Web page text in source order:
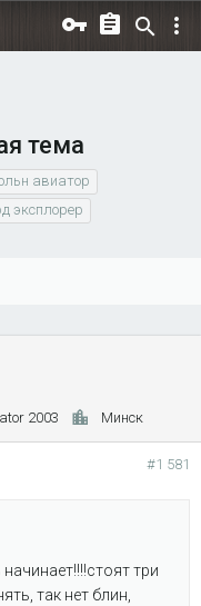
тема
авиатор
эксплорер
2003 Минск
#1 581
три
так нет блин,